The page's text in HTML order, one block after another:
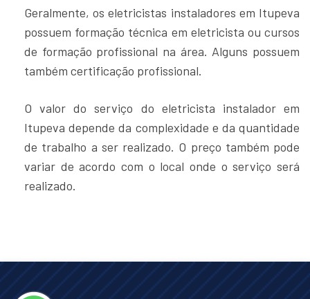
Geralmente, os eletricistas instaladores em Itupeva
possuem formação técnica em eletricista ou cursos
de formação profissional na área. Alguns possuem
também certificação profissional.
O valor do serviço do eletricista instalador em
Itupeva depende da complexidade e da quantidade
de trabalho a ser realizado. O preço também pode
variar de acordo com o local onde o serviço será
realizado.